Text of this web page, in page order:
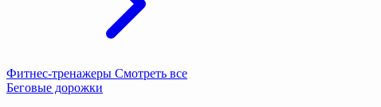
Фитнес-тренажеры Смотреть все
Беговые дорожки